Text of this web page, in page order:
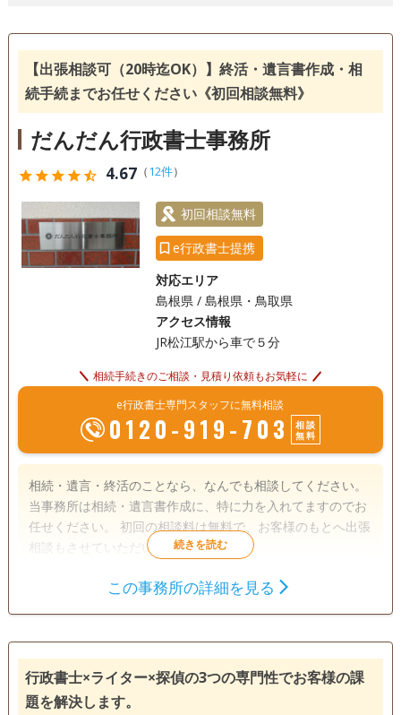
【出張相談可（20時迄OK）】終活・遺言書作成・相
続手続までお任せください《初回相談無料》
だんだん行政書士事務所
starstarstarstarstar_half 4.67（12件）
初回相談無料
e行政書士提携
対応エリア
島根県 / 島根県・鳥取県
アクセス情報
JR松江駅から車で５分
相続手続きのご相談・見積り依頼もお気軽に
e行政書士専門スタッフに無料相談
0120-919-703
相談
無料
相続・遺言・終活のことなら、なんでも相談してください。
当事務所は相続・遺言書作成に、特に力を入れてますのでお
任せください。 初回の相談料は無料で、お客様のもとへ出張
相談もさせていただいております。
遺産分割
銀行手続き
戸籍収集 相続人調査
電話相談可 訪問可
この事務所の詳細を見る
行政書士×ライター×探偵の3つの専門性でお客様の課
題を解決します。